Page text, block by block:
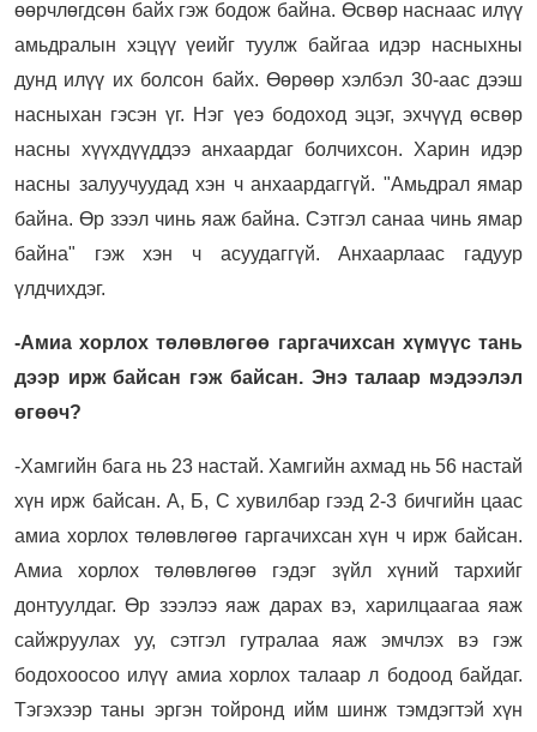
өөрчлөгдсөн байх гэж бодож байна. Өсвөр наснаас илүү
амьдралын хэцүү үеийг туулж байгаа идэр насныхны
дунд илүү их болсон байх. Өөрөөр хэлбэл 30-аас дээш
насныхан гэсэн үг. Нэг үеэ бодоход эцэг, эхчүүд өсвөр
насны хүүхдүүддээ анхаардаг болчихсон. Харин идэр
насны залуучуудад хэн ч анхаардаггүй. "Амьдрал ямар
байна. Өр зээл чинь яаж байна. Сэтгэл санаа чинь ямар
байна" гэж хэн ч асуудаггүй. Анхаарлаас гадуур
үлдчихдэг.
-Амиа хорлох төлөвлөгөө гаргачихсан хүмүүс тань
дээр ирж байсан гэж байсан. Энэ талаар мэдээлэл
өгөөч?
-Хамгийн бага нь 23 настай. Хамгийн ахмад нь 56 настай
хүн ирж байсан. А, Б, С хувилбар гээд 2-3 бичгийн цаас
амиа хорлох төлөвлөгөө гаргачихсан хүн ч ирж байсан.
Амиа хорлох төлөвлөгөө гэдэг зүйл хүний тархийг
донтуулдаг. Өр зээлээ яаж дарах вэ, харилцаагаа яаж
сайжруулах уу, сэтгэл гутралаа яаж эмчлэх вэ гэж
бодохоосоо илүү амиа хорлох талаар л бодоод байдаг.
Тэгэхээр таны эргэн тойронд ийм шинж тэмдэгтэй хүн